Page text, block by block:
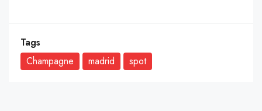
Tags
Champagne
madrid spot